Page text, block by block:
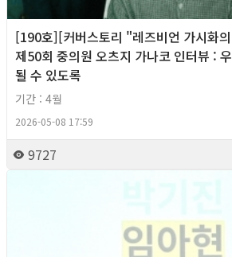
[190호][커버스토리 "레즈비언 가시화
제50회 중의원 오츠지 가나코 인터뷰 :
될 수 있도록
기간 : 4월
2026-05-08 17:59
9727